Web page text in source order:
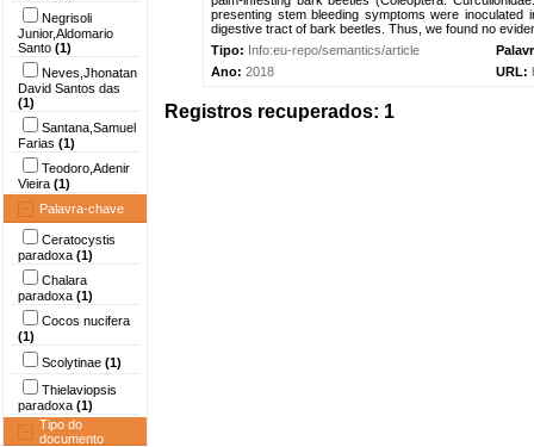
Negrisoli
Junior,Aldomario
Santo (1)
Neves,Jhonatan
David Santos das
(1)
Santana,Samuel
Farias (1)
Teodoro,Adenir
Vieira (1)
Palavra-chave
Ceratocystis
paradoxa (1)
Chalara
paradoxa (1)
Cocos nucifera
(1)
Scolytinae (1)
Thielaviopsis
paradoxa (1)
Tipo do
documento
presenting stem bleeding symptoms were
digestive tract of bark beetles. Thus, we found no
Tipo: Info:eu-repo/semantics/article
Ano: 2018 URL:
Registros recuperados: 1